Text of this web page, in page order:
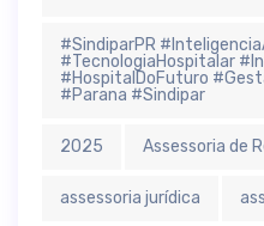
#SindiparPR
#TecnologiaHospitalar
#HospitalDoFuturo
#Parana #Sindipar
2025 Assessoria de
assessoria jurídica